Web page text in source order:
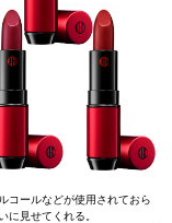
コールなどが使用されておら
に見せてくれる。